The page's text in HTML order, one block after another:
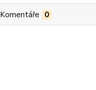
Komentáře 0